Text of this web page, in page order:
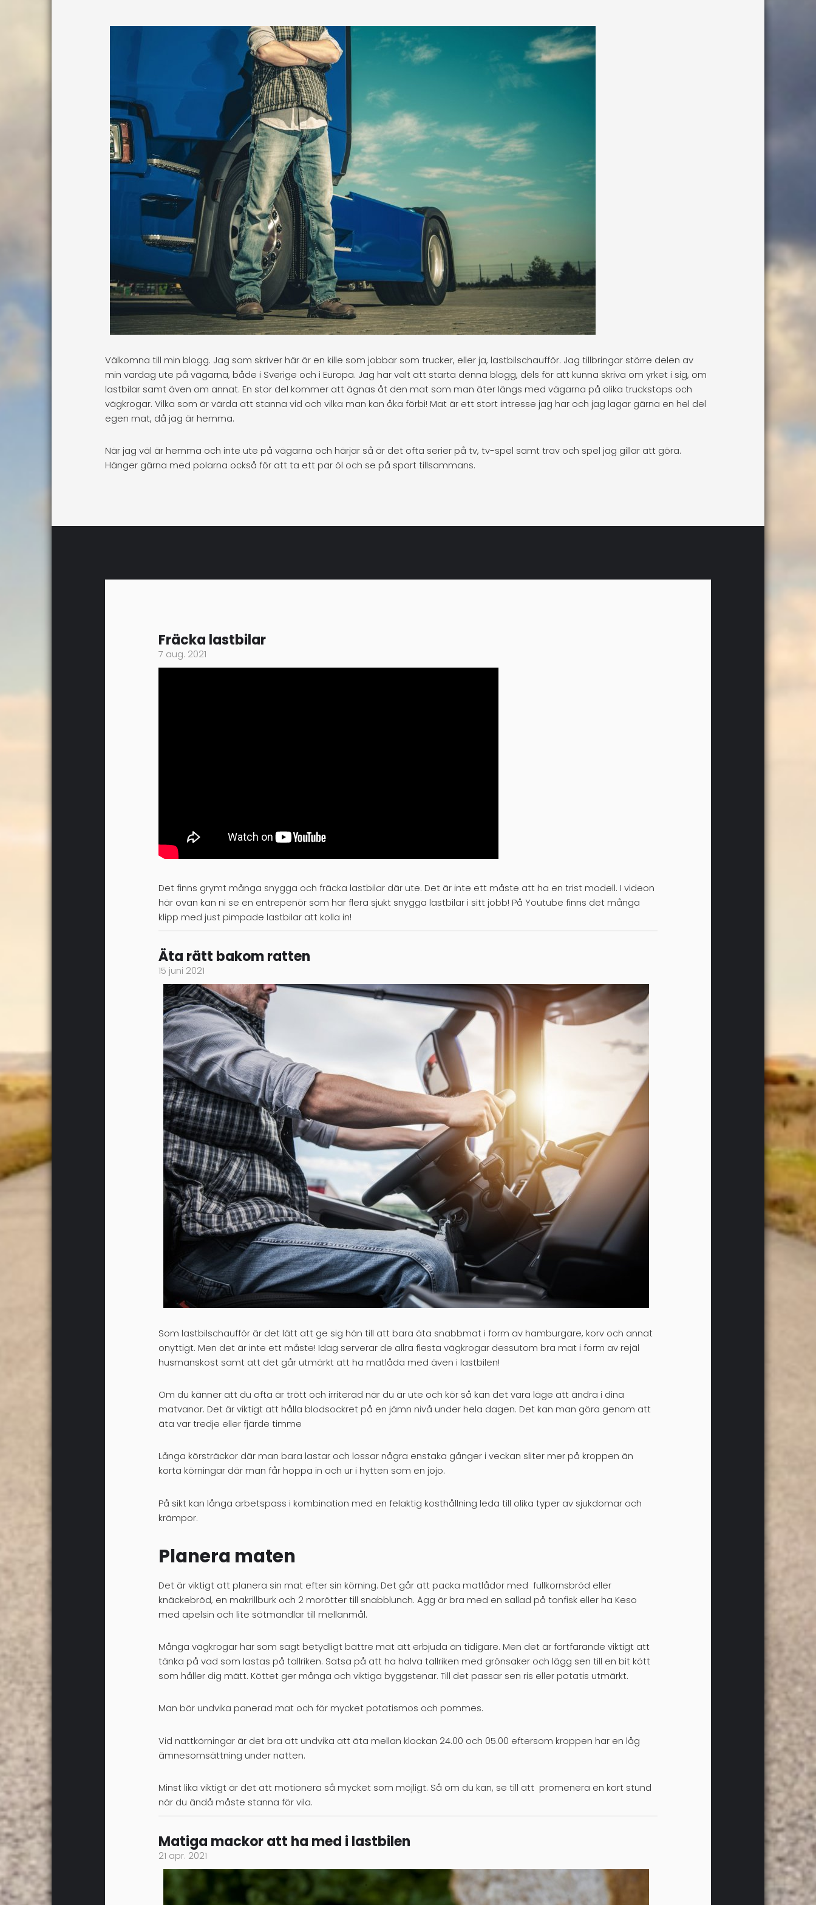
Välkomna till min blogg. Jag som skriver här är en kille som jobbar som trucker, eller ja, lastbilschaufför. Jag tillbringar större delen av
min vardag ute på vägarna, både i Sverige och i Europa. Jag har valt att starta denna blogg, dels för att kunna skriva om yrket i sig, om
lastbilar samt även om annat. En stor del kommer att ägnas åt den mat som man äter längs med vägarna på olika truckstops och
vägkrogar. Vilka som är värda att stanna vid och vilka man kan åka förbi! Mat är ett stort intresse jag har och jag lagar gärna en hel del
egen mat, då jag är hemma.
När jag väl är hemma och inte ute på vägarna och härjar så är det ofta serier på tv, tv-spel samt trav och spel jag gillar att göra.
Hänger gärna med polarna också för att ta ett par öl och se på sport tillsammans.
Fräcka lastbilar
7 aug. 2021
Det finns grymt många snygga och fräcka lastbilar där ute. Det är inte ett måste att ha en trist modell. I videon
här ovan kan ni se en entrepenör som har flera sjukt snygga lastbilar i sitt jobb! På Youtube finns det många
klipp med just pimpade lastbilar att kolla in!
Äta rätt bakom ratten
15 juni 2021
Som lastbilschaufför är det lätt att ge sig hän till att bara äta snabbmat i form av hamburgare, korv och annat
onyttigt. Men det är inte ett måste! Idag serverar de allra flesta vägkrogar dessutom bra mat i form av rejäl
husmanskost samt att det går utmärkt att ha matlåda med även i lastbilen!
Om du känner att du ofta är trött och irriterad när du är ute och kör så kan det vara läge att ändra i dina
matvanor. Det är viktigt att hålla blodsockret på en jämn nivå under hela dagen. Det kan man göra genom att
äta var tredje eller fjärde timme
Långa körsträckor där man bara lastar och lossar några enstaka gånger i veckan sliter mer på kroppen än
korta körningar där man får hoppa in och ur i hytten som en jojo.
På sikt kan långa arbetspass i kombination med en felaktig kosthållning leda till olika typer av sjukdomar och
krämpor.
Planera maten
Det är viktigt att planera sin mat efter sin körning. Det går att packa matlådor med fullkornsbröd eller
knäckebröd, en makrillburk och 2 morötter till snabblunch. Ägg är bra med en sallad på tonfisk eller ha Keso
med apelsin och lite sötmandlar till mellanmål.
Många vägkrogar har som sagt betydligt bättre mat att erbjuda än tidigare. Men det är fortfarande viktigt att
tänka på vad som lastas på tallriken. Satsa på att ha halva tallriken med grönsaker och lägg sen till en bit kött
som håller dig mätt. Köttet ger många och viktiga byggstenar. Till det passar sen ris eller potatis utmärkt.
Man bör undvika panerad mat och för mycket potatismos och pommes.
Vid nattkörningar är det bra att undvika att äta mellan klockan 24.00 och 05.00 eftersom kroppen har en låg
ämnesomsättning under natten.
Minst lika viktigt är det att motionera så mycket som möjligt. Så om du kan, se till att promenera en kort stund
när du ändå måste stanna för vila.
Matiga mackor att ha med i lastbilen
21 apr. 2021